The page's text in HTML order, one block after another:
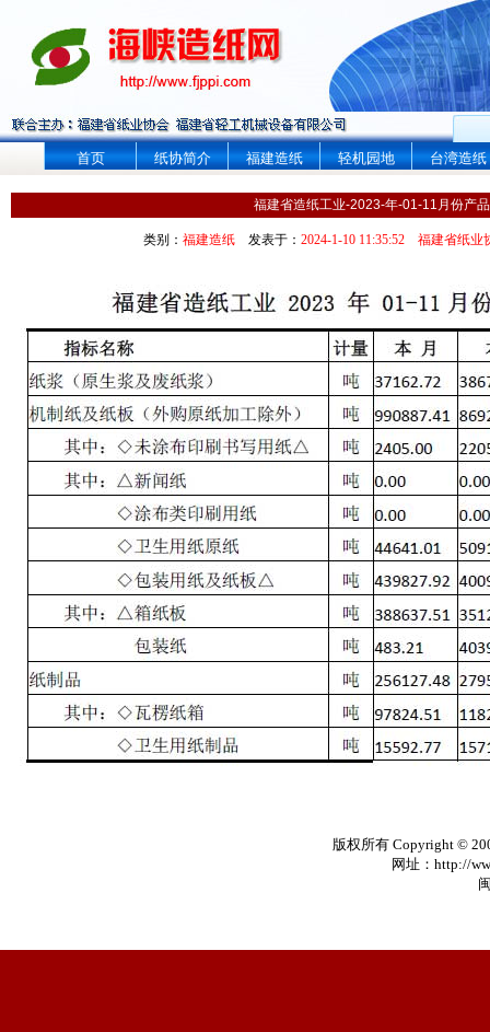
首页 纸协简介 福建造纸 轻机园地 台湾造纸
福建省造纸工业-2023-年-01-11月份产
类别： 福建造纸发表于： 2024-1-10 11:35:52 福建省纸业
版权所有 Copyright ©
网址：http://